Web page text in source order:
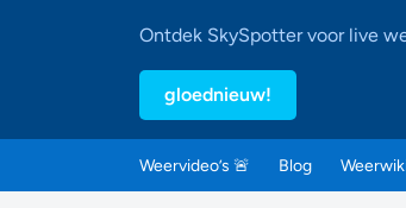
Ontdek SkySpotter voor live
gloednieuw!
Weervideo’s 🚨 Blog